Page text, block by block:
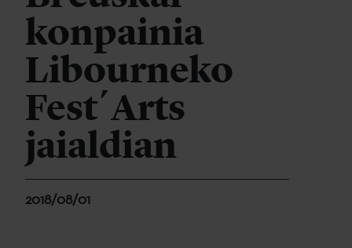
konpainia
Libourneko
Fest´Arts
jaialdian
2018/08/01